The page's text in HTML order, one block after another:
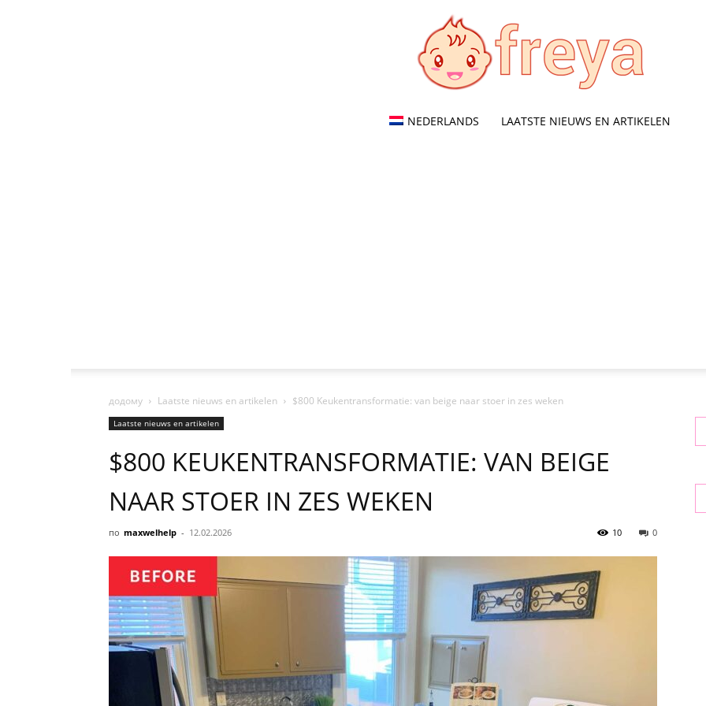
NEDERLANDS LAATSTE NIEUWS EN ARTIKELEN
додому Laatste nieuws en artikelen $800 Keukentransformatie: van beige naar stoer in zes weken
Laatste nieuws en artikelen
$800 KEUKENTRANSFORMATIE: VAN BEIGE
NAAR STOER IN ZES WEKEN
по maxwelhelp - 12.02.2026 0
10